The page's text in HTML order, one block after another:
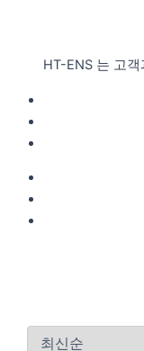
HT-ENS 는 고